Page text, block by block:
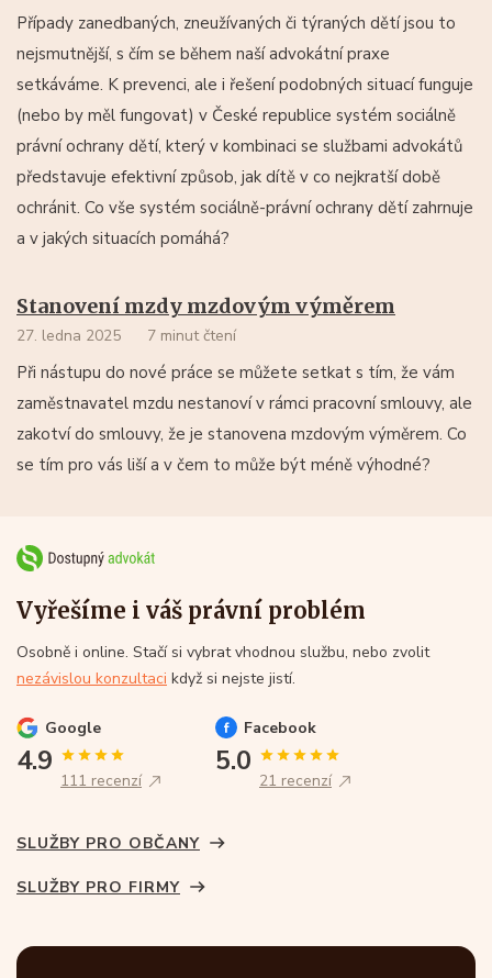
Případy zanedbaných, zneužívaných či týraných dětí jsou to
nejsmutnější, s čím se během naší advokátní praxe
setkáváme. K prevenci, ale i řešení podobných situací funguje
(nebo by měl fungovat) v České republice systém sociálně
právní ochrany dětí, který v kombinaci se službami advokátů
představuje efektivní způsob, jak dítě v co nejkratší době
ochránit. Co vše systém sociálně-právní ochrany dětí zahrnuje
a v jakých situacích pomáhá?
Stanovení mzdy mzdovým výměrem
27. ledna 2025 7 minut čtení
Při nástupu do nové práce se můžete setkat s tím, že vám
zaměstnavatel mzdu nestanoví v rámci pracovní smlouvy, ale
zakotví do smlouvy, že je stanovena mzdovým výměrem. Co
se tím pro vás liší a v čem to může být méně výhodné?
Vyřešíme i váš právní problém
Osobně i online. Stačí si vybrat vhodnou službu, nebo zvolit
nezávislou konzultaci když si nejste jistí.
Google
4.9
111 recenzí
Facebook
5.0
21 recenzí
SLUŽBY PRO OBČANY
SLUŽBY PRO FIRMY